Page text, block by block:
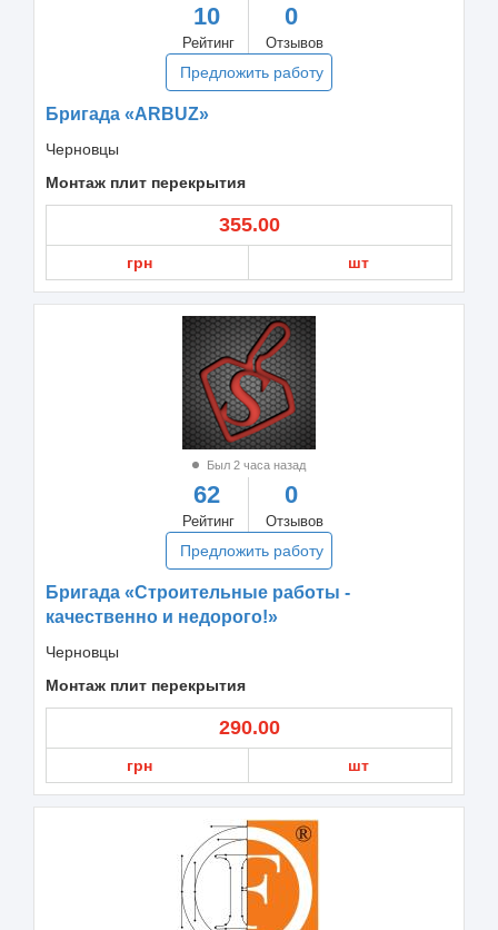
10
Рейтинг
0
Отзывов
Предложить работу
Бригада «ARBUZ»
Черновцы
Монтаж плит перекрытия
355.00
грн шт
Был 2 часа назад
62
Рейтинг
0
Отзывов
Предложить работу
Бригада «Строительные работы -
качественно и недорого!»
Черновцы
Монтаж плит перекрытия
290.00
грн шт